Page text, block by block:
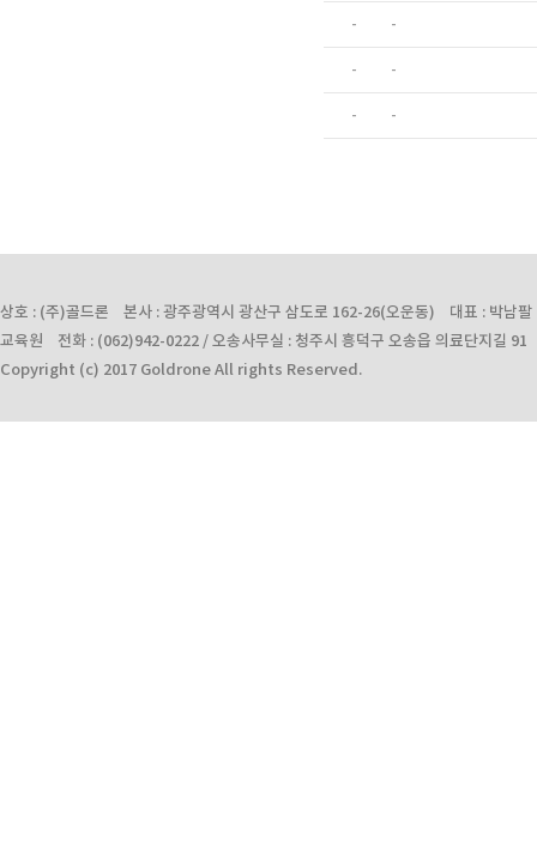
- -
- -
- -
상호 : (주)골드론 본사 : 광주광역시 광산구 삼도로 162-26(오운동) 대표 : 박
교육원 전화 : (062)942-0222 / 오송사무실 : 청주시 흥덕구 오송읍 의료단지길
Copyright (c) 2017 Goldrone All rights Reserved.